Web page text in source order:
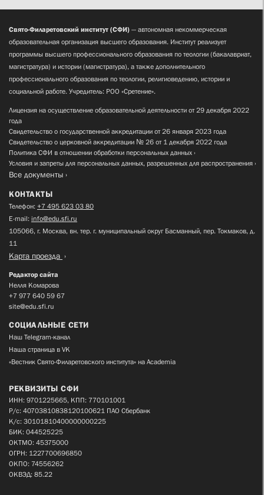
Свято-Филаретовский институт (СФИ) — автономная некоммерческая
образовательная организация высшего образования. Институт реализует
программы высшего профессионального образования по теологии (бакалавриат,
магистратура) и истории (магистратура), а также дополнительного
профессионального образования по теологии, религиоведению, истории и
социальной работе. Учредитель: РОО «Сретение».
Лицензия на осуществление образовательной деятельности от 29 декабря 2022
года
Свидетельство о государственной аккредитации от 26 января 2023 года
Свидетельство о церковной аккредитации № 26 от 1 декабря 2022 года
Политика СФИ в отношении обработки персональных данных
Условия и запреты для персональных данных, разрешенных для распространения
Все документы
КОНТАКТЫ
Телефон: +7 495 623 03 80
E-mail: info@edu.sfi.ru
105066, г. Москва, вн. тер. г. муниципальный округ Басманный, пер. Токмаков, д.
11
Карта проезда
Редактор сайта
Нелля Комарова
+7 977 640 59 67
site@edu.sfi.ru
СОЦИАЛЬНЫЕ СЕТИ
Наш Telegram-канал
Наша страница в VK
«Вестник Свято-Филаретовского института» на Academia
РЕКВИЗИТЫ СФИ
ИНН: 9701225665, КПП: 770101001
Р/с: 40703810838120100621 ПАО Сбербанк
К/с: 30101810400000000225
БИК: 044525225
ОКТМО: 45375000
ОГРН: 1227700696850
ОКПО: 74556262
ОКВЭД: 85.22